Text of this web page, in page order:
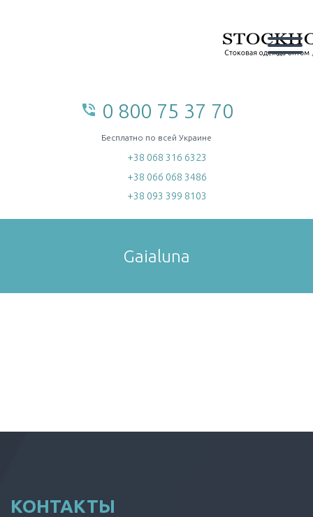
phone_in_talk 0 800 75 37 70
Бесплатно по всей Украине
+38 068 316 6323
+38 066 068 3486
+38 093 399 8103
Gaialuna
КОНТАКТЫ